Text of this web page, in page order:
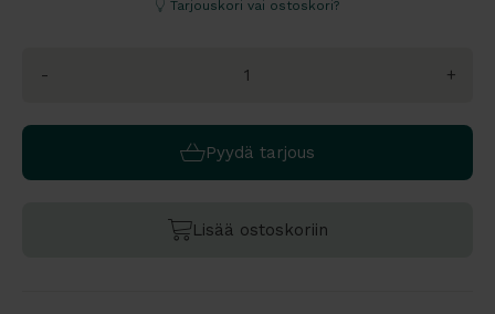
Tarjouskori vai ostoskori?
- +
Pyydä tarjous
Lisää ostoskoriin